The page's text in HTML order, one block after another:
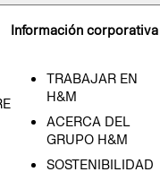
Información corporativa
TRABAJAR EN
H&M
ACERCA DEL
GRUPO H&M
SOSTENIBILIDAD